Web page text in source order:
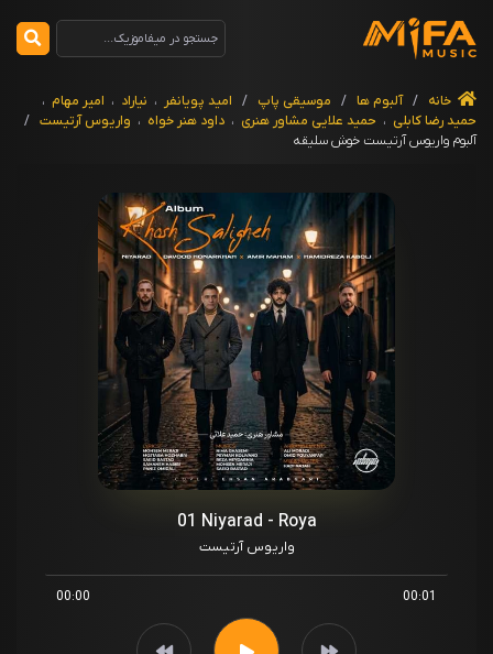
خانه / آلبوم ها / موسیقی پاپ / امید پویانفر ، نیاراد ، امیر مهام ،
حمید رضا کابلی ، حمید علایی مشاور هنری ، داود هنر خواه ، واریوس آرتیست /
آلبوم واریوس آرتیست خوش سلیقه
01 Niyarad - Roya
واریوس آرتیست
00:00 00:01